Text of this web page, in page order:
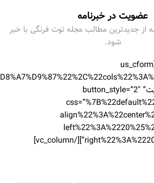
عضویت در خبرنامه
از جدیدترین مطالب مجله توت فرنگی با خبر
شود.
[/vc_column_text][us_cform
button_text=”عضویت” button_style=”2″
right%22%3A%2220%25%22%7D%7D”][/vc_column]